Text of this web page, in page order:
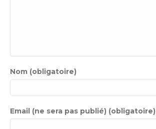
Nom (obligatoire)
Email (ne sera pas publié) (obligatoire)